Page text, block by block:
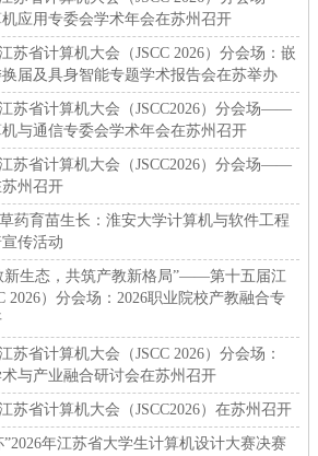
应用专委会学术年会在苏州召开
苏省计算机大会（JSCC 2026）分会场：嵌
届及具身智能专题学术报告会在苏举办
苏省计算机大会（JSCC2026）分会场——
与通信专委会学术年会在苏州召开
苏省计算机大会（JSCC2026）分会场——
州召开
药育苗生长：淮安大学计算机与软件工程
传活动
新生态，共筑产教新格局”——第十五届江
2026）分会场：2026职业院校产教融合专
苏省计算机大会（JSCC 2026）分会场：
与产业融合研讨会在苏州召开
苏省计算机大会（JSCC2026）在苏州召开
”2026年江苏省大学生计算机设计大赛决赛